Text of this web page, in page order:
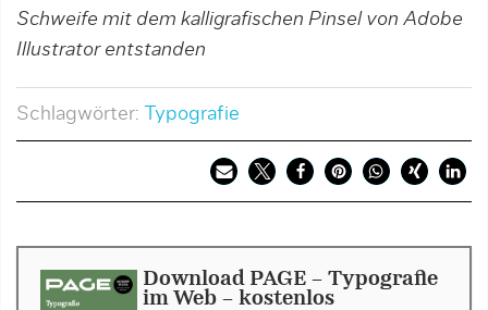
Schweife mit dem kalligrafischen Pinsel von Adobe
Illustrator entstanden
Schlagwörter: Typografie
Download PAGE - Typografie
im Web - kostenlos